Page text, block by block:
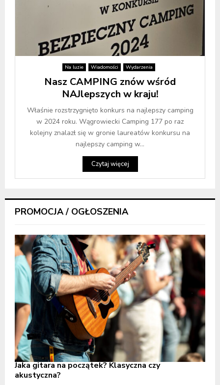
Na luzie Wiadomości Wydarzenia
Nasz CAMPING znów wśród
NAJlepszych w kraju!
Właśnie rozstrzygnięto konkurs na najlepszy camping
w 2024 roku. Wągrowiecki Camping 177 po raz
kolejny znalazł się w gronie laureatów konkursu na
najlepszy camping w...
Czytaj więcej
PROMOCJA / OGŁOSZENIA
Jaka gitara na początek? Klasyczna czy
akustyczna?